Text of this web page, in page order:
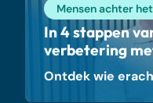
Mensen achter
In 4 stappen
verbetering
Ontdek wie